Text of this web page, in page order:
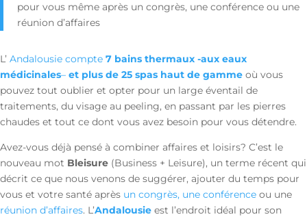
pour vous même après un congrès, une conférence ou une
réunion d’affaires
L’ Andalousie compte 7 bains thermaux -aux eaux
médicinales– et plus de 25 spas haut de gamme où vous
pouvez tout oublier et opter pour un large éventail de
traitements, du visage au peeling, en passant par les pierres
chaudes et tout ce dont vous avez besoin pour vous détendre.
Avez-vous déjà pensé à combiner affaires et loisirs? C’est le
nouveau mot Bleisure (Business + Leisure), un terme récent qui
décrit ce que nous venons de suggérer, ajouter du temps pour
vous et votre santé après un congrès, une conférence ou une
réunion d’affaires. L’Andalousie est l’endroit idéal pour son